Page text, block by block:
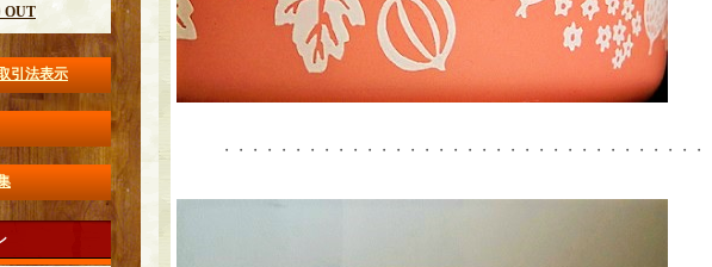
OUT
引法表示
・・・・・・・・・・・・・・・・・・・・・・・・・・・・・・・・・・